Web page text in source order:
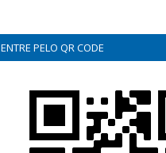
ENTRE PELO QR CODE